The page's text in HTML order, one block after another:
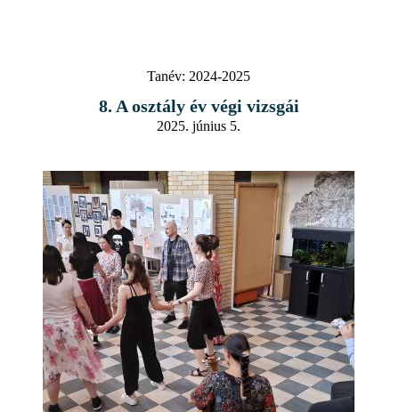
Tanév: 2024-2025
8. A osztály év végi vizsgái
2025. június 5.